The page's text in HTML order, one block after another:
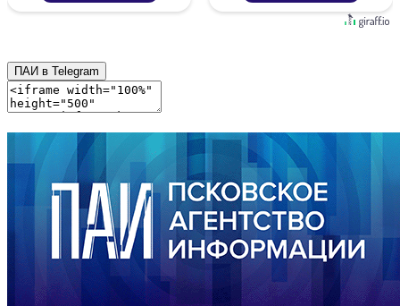
ПАИ в Telegram